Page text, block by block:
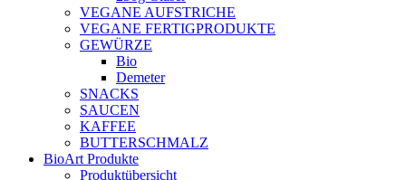
VEGANE AUFSTRICHE
VEGANE FERTIGPRODUKTE
GEWÜRZE
Bio
Demeter
SNACKS
SAUCEN
KAFFEE
BUTTERSCHMALZ
BioArt Produkte
Produktübersicht